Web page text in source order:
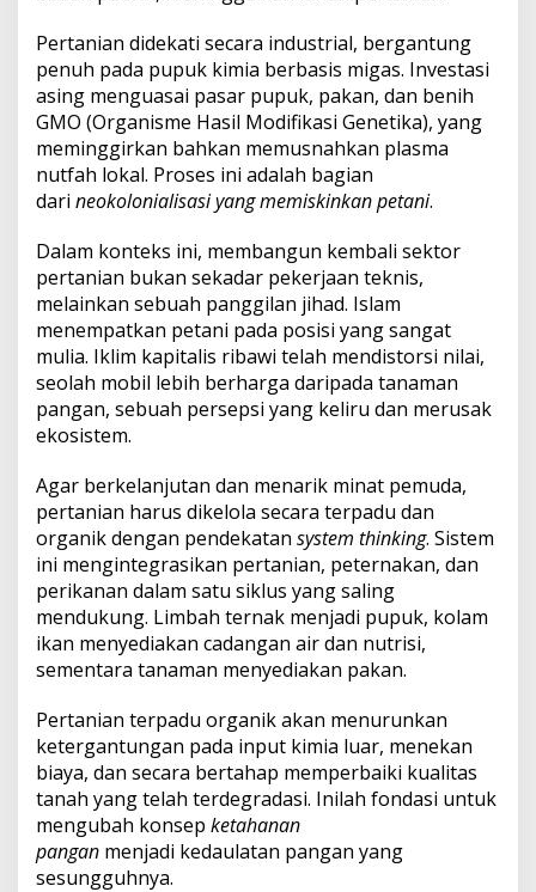
Pertanian didekati secara industrial, bergantung
penuh pada pupuk kimia berbasis migas. Investasi
asing menguasai pasar pupuk, pakan, dan benih
GMO (Organisme Hasil Modifikasi Genetika), yang
meminggirkan bahkan memusnahkan plasma
nutfah lokal. Proses ini adalah bagian
dari neokolonialisasi yang memiskinkan petani.
Dalam konteks ini, membangun kembali sektor
pertanian bukan sekadar pekerjaan teknis,
melainkan sebuah panggilan jihad. Islam
menempatkan petani pada posisi yang sangat
mulia. Iklim kapitalis ribawi telah mendistorsi nilai,
seolah mobil lebih berharga daripada tanaman
pangan, sebuah persepsi yang keliru dan merusak
ekosistem.
Agar berkelanjutan dan menarik minat pemuda,
pertanian harus dikelola secara terpadu dan
organik dengan pendekatan system thinking. Sistem
ini mengintegrasikan pertanian, peternakan, dan
perikanan dalam satu siklus yang saling
mendukung. Limbah ternak menjadi pupuk, kolam
ikan menyediakan cadangan air dan nutrisi,
sementara tanaman menyediakan pakan.
Pertanian terpadu organik akan menurunkan
ketergantungan pada input kimia luar, menekan
biaya, dan secara bertahap memperbaiki kualitas
tanah yang telah terdegradasi. Inilah fondasi untuk
mengubah konsep ketahanan
pangan menjadi kedaulatan pangan yang
sesungguhnya.